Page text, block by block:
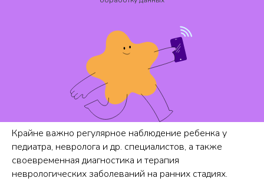
Крайне важно регулярное наблюдение ребенка у
педиатра, невролога и др. специалистов, а также
своевременная диагностика и терапия
неврологических заболеваний на ранних стадиях.